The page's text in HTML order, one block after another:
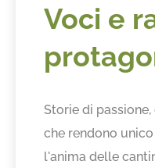
Voci e
Storie di
che rendono
l'anima delle